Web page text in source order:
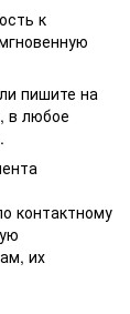
к
пишите на
в любое
контактному
их